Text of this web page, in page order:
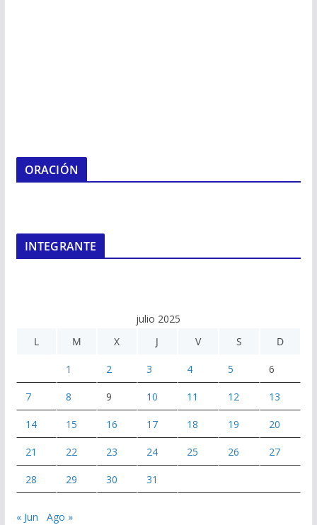
ORACIÓN
INTEGRANTE
julio 2025
L
M X J V S D
1 2 3 4 5 6
7 8 9 10 11 12 13
14 15 16 17 18 19 20
21 22 23 24 25 26 27
28 29 30 31
« Jun Ago »